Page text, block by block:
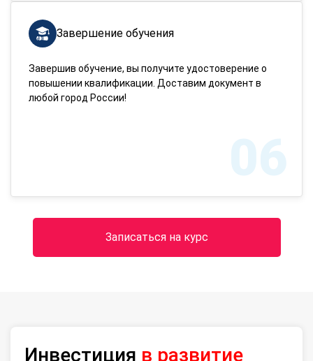
Завершение обучения
Завершив обучение, вы получите удостоверение о
повышении квалификации. Доставим документ в
любой город России!
06
Записаться на курс
Инвестиция в развитие